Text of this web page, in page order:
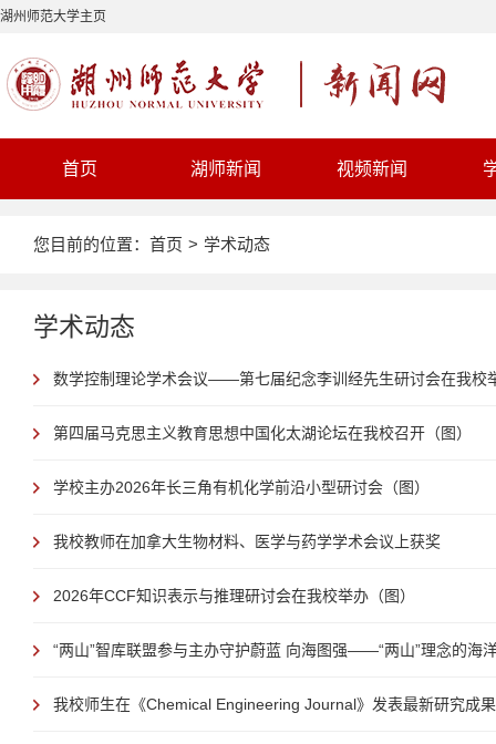
湖州师范大学主页
首页 湖师新闻 视频新闻
您目前的位置： 首页 > 学术动态
学术动态
数学控制理论学术会议——第七届纪念李训经先生研讨会在我校
第四届马克思主义教育思想中国化太湖论坛在我校召开（图）
学校主办2026年长三角有机化学前沿小型研讨会（图）
我校教师在加拿大生物材料、医学与药学学术会议上获奖
2026年CCF知识表示与推理研讨会在我校举办（图）
“两山”智库联盟参与主办守护蔚蓝 向海图强——“两山”理念的海
我校师生在《Chemical Engineering Journal》发表最新研究成